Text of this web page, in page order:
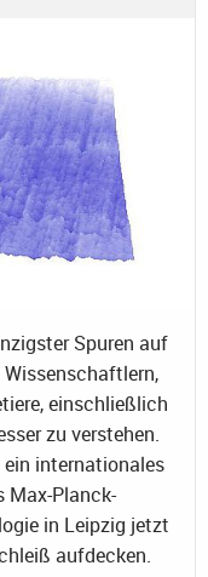
Spuren auf
einschließlich
zu verstehen.
internationales
Max-Planck-
in Leipzig jetzt
aufdecken.